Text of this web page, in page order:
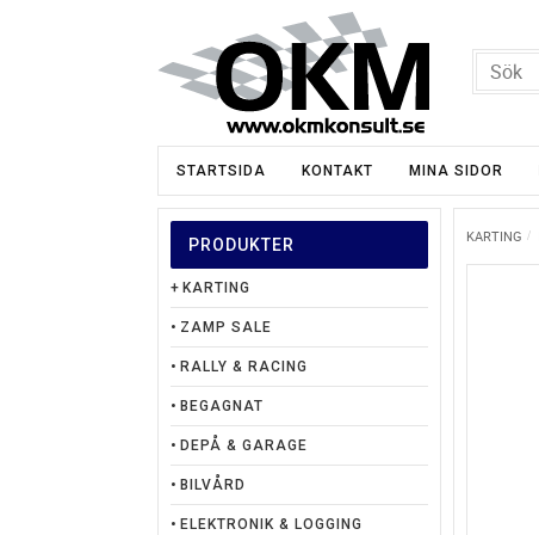
STARTSIDA KONTAKT MINA SIDOR
KARTING
PRODUKTER
KARTING
ZAMP SALE
RALLY & RACING
BEGAGNAT
DEPÅ & GARAGE
BILVÅRD
ELEKTRONIK & LOGGING